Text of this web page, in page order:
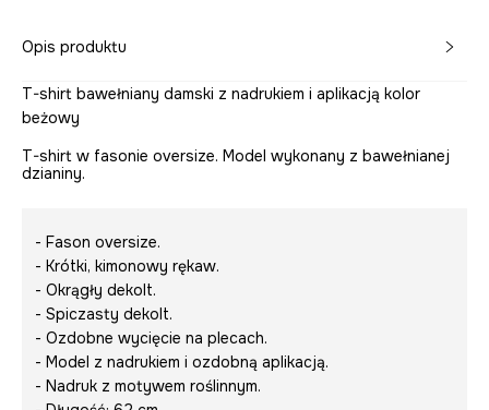
Opis produktu
T-shirt bawełniany damski z nadrukiem i aplikacją kolor
beżowy
T-shirt w fasonie oversize. Model wykonany z bawełnianej
dzianiny.
- Fason oversize.
- Krótki, kimonowy rękaw.
- Okrągły dekolt.
- Spiczasty dekolt.
- Ozdobne wycięcie na plecach.
- Model z nadrukiem i ozdobną aplikacją.
- Nadruk z motywem roślinnym.